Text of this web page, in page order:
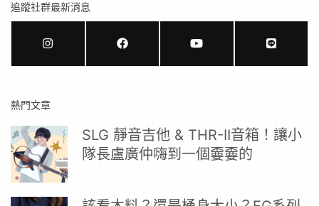
追蹤社群最新消息
熱門文章
SLG 靜音吉他 & THR-II音箱！讓小
隊長盧廣仲嗨到一個嫑嫑的